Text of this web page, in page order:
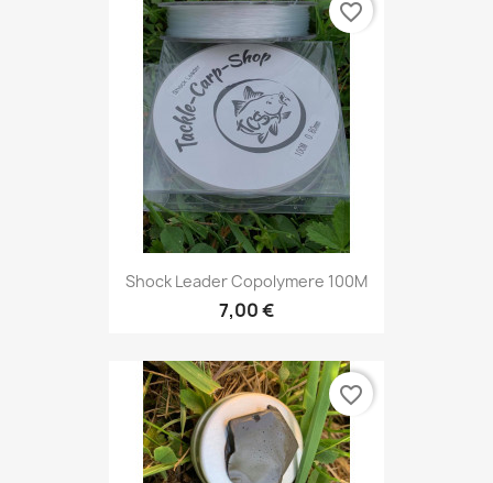
Shock Leader Copolymere 100M
7,00 €
favorite_border
favorite_border